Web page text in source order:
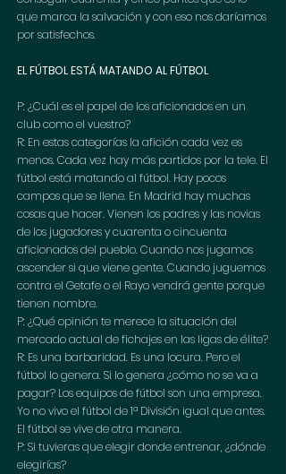
que marca la salvación y con eso nos daríamos
por satisfechos.
EL FÚTBOL ESTÁ MATANDO AL FÚTBOL
P: ¿Cuál es el papel de los aficionados en un
club como el vuestro?
R: En estas categorías la afición cada vez es
menos. Cada vez hay más partidos por la tele. El
fútbol está matando al fútbol. Hay pocos
campos que se llene. En Madrid hay muchas
cosas que hacer. Vienen los padres y las novias
de los jugadores y cuarenta o cincuenta
aficionados del pueblo. Cuando nos jugamos
ascender si que viene gente. Cuando juguemos
contra el Getafe o el Rayo vendrá gente porque
tienen nombre.
P: ¿Qué opinión te merece la situación del
mercado actual de fichajes en las ligas de élite?
R: Es una barbaridad. Es una locura. Pero el
fútbol lo genera. Si lo genera ¿cómo no se va a
pagar? Los equipos de fútbol son una empresa.
Yo no vivo el fútbol de 1ª División igual que antes.
El fútbol se vive de otra manera.
P: Si tuvieras que elegir donde entrenar, ¿dónde
elegirías?